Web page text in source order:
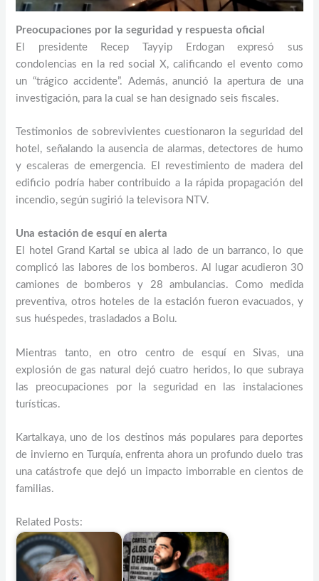
Preocupaciones por la seguridad y respuesta oficial
El presidente Recep Tayyip Erdogan expresó sus
condolencias en la red social X, calificando el evento como
un “trágico accidente”. Además, anunció la apertura de una
investigación, para la cual se han designado seis fiscales.
Testimonios de sobrevivientes cuestionaron la seguridad del
hotel, señalando la ausencia de alarmas, detectores de humo
y escaleras de emergencia. El revestimiento de madera del
edificio podría haber contribuido a la rápida propagación del
incendio, según sugirió la televisora NTV.
Una estación de esquí en alerta
El hotel Grand Kartal se ubica al lado de un barranco, lo que
complicó las labores de los bomberos. Al lugar acudieron 30
camiones de bomberos y 28 ambulancias. Como medida
preventiva, otros hoteles de la estación fueron evacuados, y
sus huéspedes, trasladados a Bolu.
Mientras tanto, en otro centro de esquí en Sivas, una
explosión de gas natural dejó cuatro heridos, lo que subraya
las preocupaciones por la seguridad en las instalaciones
turísticas.
Kartalkaya, uno de los destinos más populares para deportes
de invierno en Turquía, enfrenta ahora un profundo duelo tras
una catástrofe que dejó un impacto imborrable en cientos de
familias.
Related Posts: